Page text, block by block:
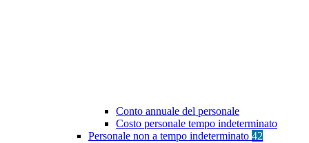
Conto annuale del personale
Costo personale tempo indeterminato
Personale non a tempo indeterminato 42